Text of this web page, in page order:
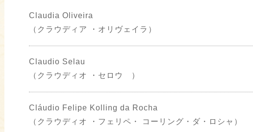
Claudia Oliveira
（クラウディア ・オリヴェイラ）
Claudio Selau
（クラウディオ ・セロウ ）
Cláudio Felipe Kolling da Rocha
（クラウディオ ・フェリペ・ コーリング・ダ・ロシャ）